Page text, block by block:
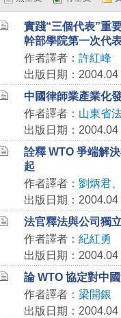
實踐“三個代表”重
幹部學院第一次代
作者譯者： 許紅峰
出版日期：2004.04
中國律師業產業化
作者譯者： 山東省
出版日期：2004.04
詮釋 WTO 爭端解
起
作者譯者： 劉炳君
出版日期：2004.04
法官釋法與公司獨
作者譯者： 紀紅勇
出版日期：2004.04
論 WTO 協定對中
作者譯者： 梁開銀
出版日期：2004.04